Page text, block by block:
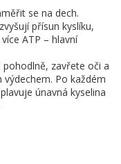
se na dech.
zvyšují přísun kyslíku,
ATP – hlavní
zavřete oči a
Po každém
únavná kyselina